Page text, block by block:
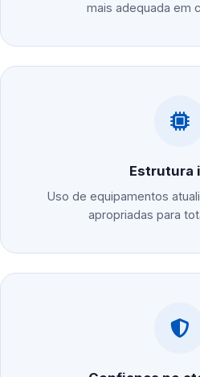
mais adequada em
Estrutura
Uso de equipamentos
apropriadas para